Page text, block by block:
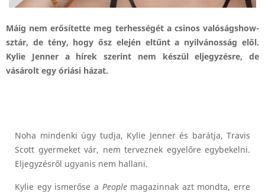
Máig nem erősítette meg terhességét a csinos valóságshow-
sztár, de tény, hogy ősz elején eltűnt a nyilvánosság elől.
Kylie Jenner a hírek szerint nem készül eljegyzésre, de
vásárolt egy óriási házat.
Noha mindenki úgy tudja, Kylie Jenner és barátja, Travis
Scott gyermeket vár, nem terveznek egyelőre egybekelni.
Eljegyzésről ugyanis nem hallani.
Kylie egy ismerőse a Peoplemagazinnak azt mondta, erre